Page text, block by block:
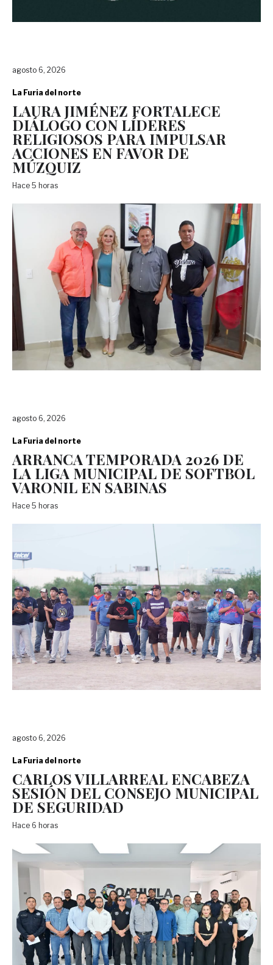
agosto 6, 2026
La Furia del norte
LAURA JIMÉNEZ FORTALECE
DIÁLOGO CON LÍDERES
RELIGIOSOS PARA IMPULSAR
ACCIONES EN FAVOR DE
MÚZQUIZ
Hace 5 horas
agosto 6, 2026
La Furia del norte
ARRANCA TEMPORADA 2026 DE
LA LIGA MUNICIPAL DE SOFTBOL
VARONIL EN SABINAS
Hace 5 horas
agosto 6, 2026
La Furia del norte
CARLOS VILLARREAL ENCABEZA
SESIÓN DEL CONSEJO MUNICIPAL
DE SEGURIDAD
Hace 6 horas